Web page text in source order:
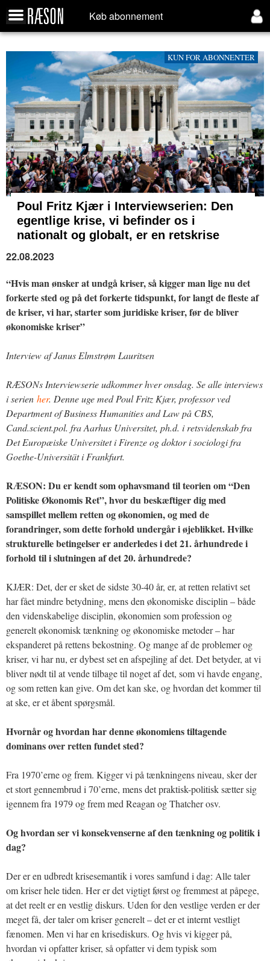
Køb abonnement
KUN FOR ABONNENTER
Poul Fritz Kjær i Interviewserien: Den
egentlige krise, vi befinder os i
nationalt og globalt, er en retskrise
22.08.2023
“Hvis man ønsker at undgå kriser, så kigger man lige nu det
forkerte sted og på det forkerte tidspunkt, for langt de fleste af
de kriser, vi har, starter som juridiske kriser, før de bliver
økonomiske kriser”
Interview af Janus Elmstrøm Lauritsen
RÆSONs Interviewserie udkommer hver onsdag. Se alle interviews
i serien her. Denne uge med Poul Fritz Kjær, professor ved
Department of Business Humanities and Law på CBS,
Cand.scient.pol. fra Aarhus Universitet, ph.d. i retsvidenskab fra
Det Europæiske Universitet i Firenze og doktor i sociologi fra
Goethe-Universität i Frankfurt.
RÆSON: Du er kendt som ophavsmand til teorien om “Den
Politiske Økonomis Ret”, hvor du beskæftiger dig med
samspillet mellem retten og økonomien, og med de
forandringer, som dette forhold undergår i øjeblikket. Hvilke
strukturelle betingelser er anderledes i det 21. århundrede i
forhold til i slutningen af det 20. århundrede?
KJÆR: Det, der er sket de sidste 30-40 år, er, at retten relativt set
har fået mindre betydning, mens den økonomiske disciplin – både
den videnskabelige disciplin, økonomien som profession og
generelt økonomisk tænkning og økonomiske metoder – har
ekspanderet på rettens bekostning. Og mange af de problemer og
kriser, vi har nu, er dybest set en afspejling af det. Det betyder, at vi
bliver nødt til at vende tilbage til noget af det, som vi havde engang,
og som retten kan give. Om det kan ske, og hvordan det kommer til
at ske, er et åbent spørgsmål.
Hvornår og hvordan har denne økonomiens tiltagende
dominans over retten fundet sted?
Fra 1970’erne og frem. Kigger vi på tænkningens niveau, sker der
et stort gennembrud i 70’erne, mens det praktisk-politisk sætter sig
igennem fra 1979 og frem med Reagan og Thatcher osv.
Og hvordan ser vi konsekvenserne af den tænkning og politik i
dag?
Der er en udbredt krisesemantik i vores samfund i dag: Alle taler
om kriser hele tiden. Her er det vigtigt først og fremmest at påpege,
at det reelt er en vestlig diskurs. Uden for den vestlige verden er der
meget få, der taler om kriser generelt – det er et internt vestligt
fænomen. Men vi har en krisediskurs. Og hvis vi kigger på,
hvordan vi opfatter kriser, så opfatter vi dem typisk som